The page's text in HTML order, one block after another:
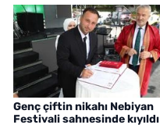
Genç çiftin nikahı Nebiyan
Festivali sahnesinde kıyıldı